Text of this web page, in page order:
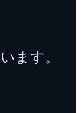
ます。